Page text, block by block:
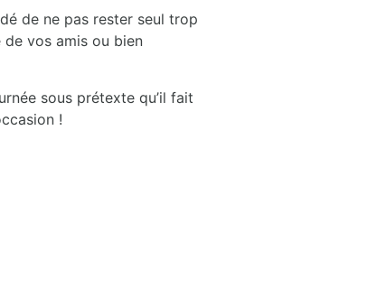
de ne pas rester seul trop
vos amis ou bien
sous prétexte qu’il fait
!